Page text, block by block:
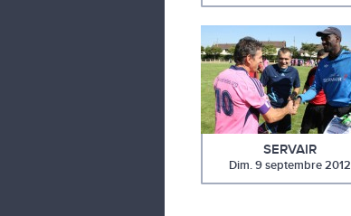
SERVAIR
Dim. 9 septembre 2012